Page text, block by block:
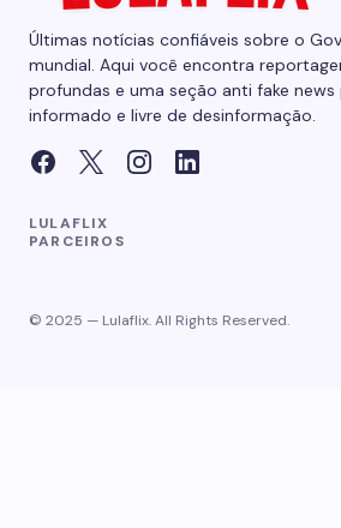
Últimas notícias confiáveis sobre o
mundial. Aqui você encontra
profundas e uma seção anti fake
informado e livre de desinformação.
LULAFLIX
PARCEIROS
© 2025 — Lulaflix. All Rights Reserved.